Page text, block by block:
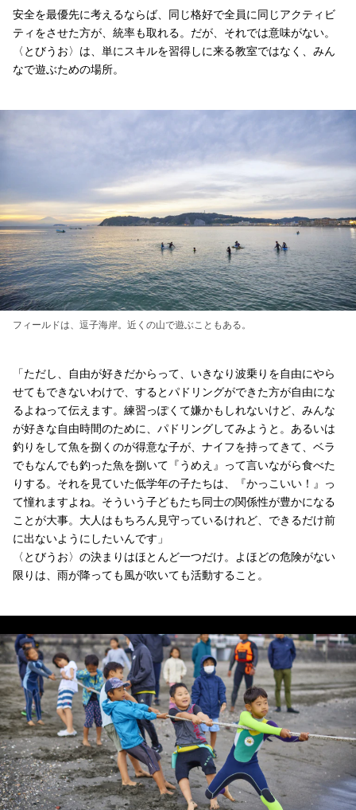
安全を最優先に考えるならば、同じ格好で全員に同じアクティビ
ティをさせた方が、統率も取れる。だが、それでは意味がない。
〈とびうお〉は、単にスキルを習得しに来る教室ではなく、みん
なで遊ぶための場所。
フィールドは、逗子海岸。近くの山で遊ぶこともある。
「ただし、自由が好きだからって、いきなり波乗りを自由にやら
せてもできないわけで、するとパドリングができた方が自由にな
るよねって伝えます。練習っぽくて嫌かもしれないけど、みんな
が好きな自由時間のために、パドリングしてみようと。あるいは
釣りをして魚を捌くのが得意な子が、ナイフを持ってきて、ベラ
でもなんでも釣った魚を捌いて『うめえ』って言いながら食べた
りする。それを見ていた低学年の子たちは、『かっこいい！』っ
て憧れますよね。そういう子どもたち同士の関係性が豊かになる
ことが大事。大人はもちろん見守っているけれど、できるだけ前
に出ないようにしたいんです」
〈とびうお〉の決まりはほとんど一つだけ。よほどの危険がない
限りは、雨が降っても風が吹いても活動すること。